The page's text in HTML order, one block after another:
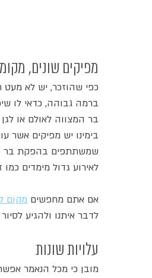
מפיקים שונים,
כפי שהוזכר, יש לא
ברמה גבוהה, כדאי לו
בר המצווה לאולם או
בימינו יש מפיקים אשר
שמשתתפים בהפקת בר
לאירוע גדול מימדים
אם אתם מחפשים מקום
לדבר איתנו ולהגיע
עלויות שונות
מובן כי מכל הנאמר